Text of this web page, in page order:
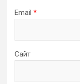
Email *
Сайт